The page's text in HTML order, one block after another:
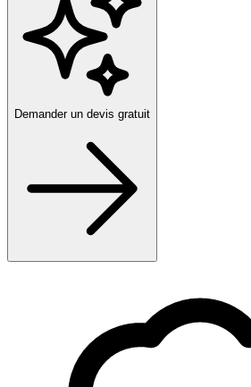
Demander un devis gratuit